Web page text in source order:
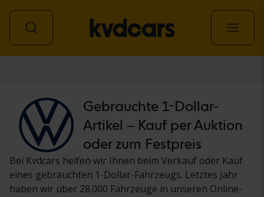
Gebrauchte 1-Dollar-
Artikel – Kauf per Auktion
oder zum Festpreis
Bei Kvdcars helfen wir Ihnen beim Verkauf oder Kauf
eines gebrauchten 1-Dollar-Fahrzeugs. Letztes Jahr
haben wir über 28.000 Fahrzeuge in unseren Online-